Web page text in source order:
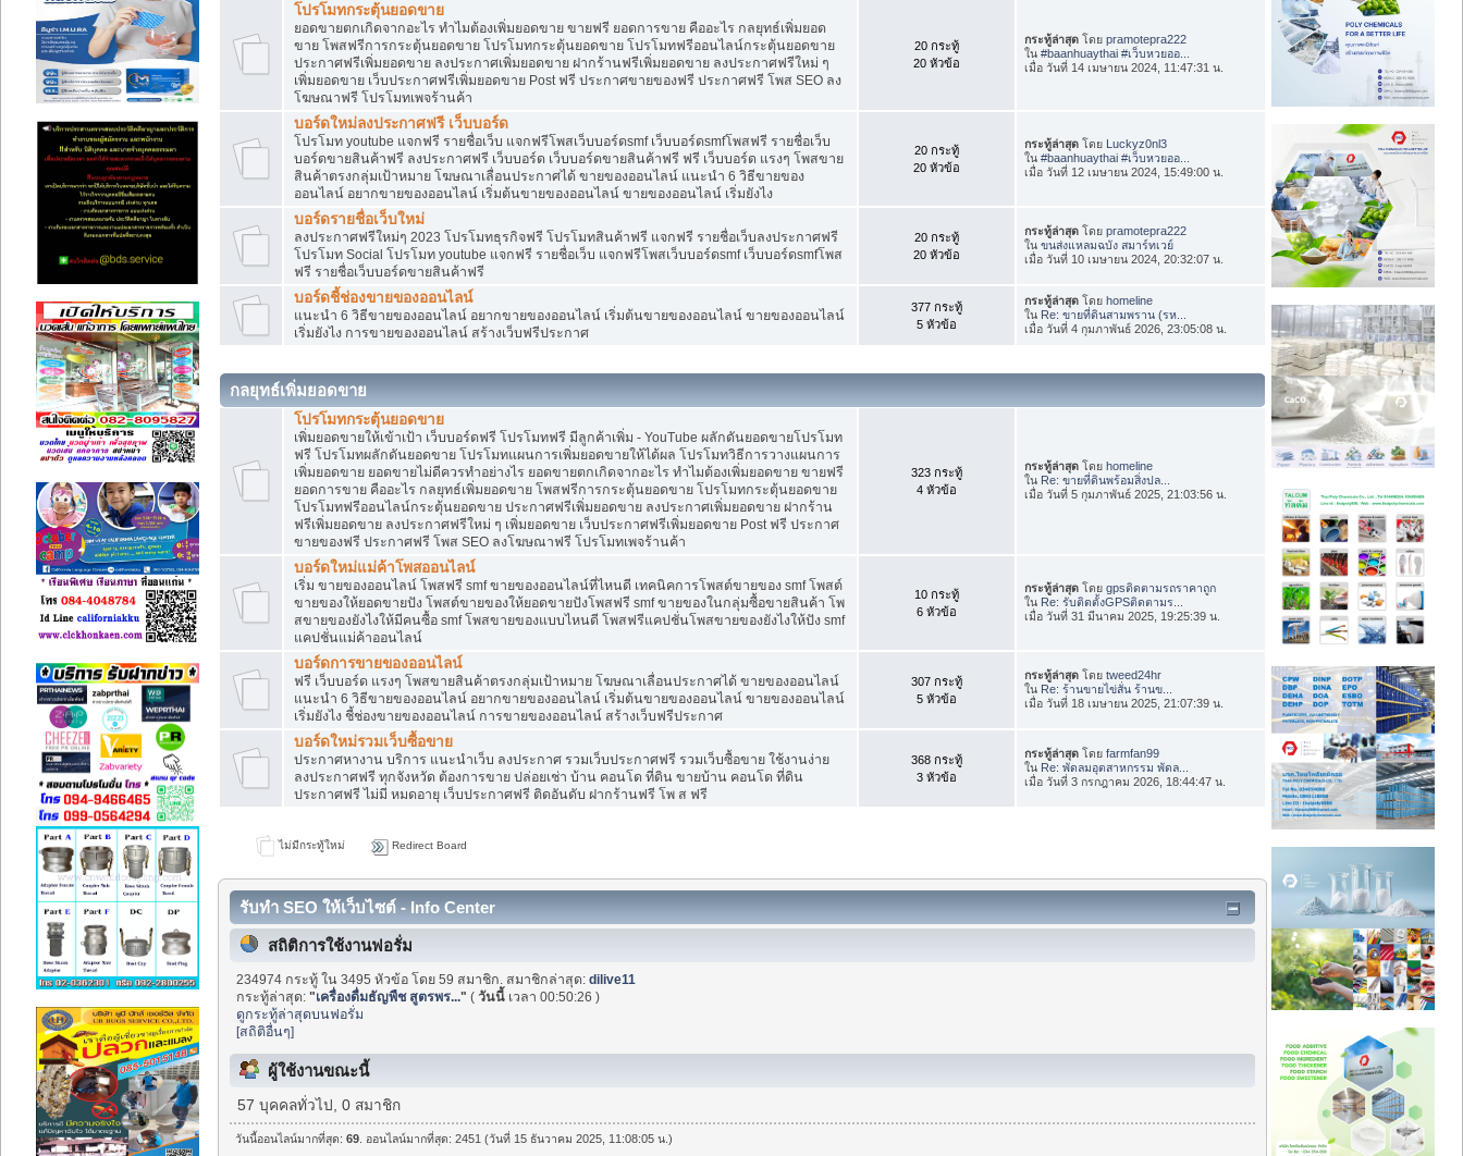
โปรโมทกระตุ้นยอดขาย
ยอดขายตกเกิดจากอะไร ทำไมต้องเพิ่มยอดขาย ขายฟรี ยอดการขาย คืออะไร กลยุทธ์เพิ่มยอด
ขาย โพสฟรีการกระตุ้นยอดขาย โปรโมทกระตุ้นยอดขาย โปรโมทฟรีออนไลน์กระตุ้นยอดขาย
ประกาศฟรีเพิ่มยอดขาย ลงประกาศเพิ่มยอดขาย ฝากร้านฟรีเพิ่มยอดขาย ลงประกาศฟรีใหม่ ๆ
เพิ่มยอดขาย เว็บประกาศฟรีเพิ่มยอดขาย Post ฟรี ประกาศขายของฟรี ประกาศฟรี โพส SEO ลง
โฆษณาฟรี โปรโมทเพจร้านค้า
20 กระทู้
20 หัวข้อ
กระทู้ล่าสุด โดยpramotepra222
ใน#baanhuaythai #เว็บหวยออ...
เมื่อ วันที่ 14 เมษายน 2024, 11:47:31 น.
บอร์ดใหม่ลงประกาศฟรี เว็บบอร์ด
โปรโมท youtube แจกฟรี รายชื่อเว็บ แจกฟรีโพสเว็บบอร์ดsmf เว็บบอร์ดsmfโพสฟรี รายชื่อเว็บ
บอร์ดขายสินค้าฟรี ลงประกาศฟรี เว็บบอร์ด เว็บบอร์ดขายสินค้าฟรี ฟรี เว็บบอร์ด แรงๆ โพสขาย
สินค้าตรงกลุ่มเป้าหมาย โฆษณาเลื่อนประกาศได้ ขายของออนไลน์ แนะนำ 6 วิธีขายของ
ออนไลน์ อยากขายของออนไลน์ เริ่มต้นขายของออนไลน์ ขายของออนไลน์ เริ่มยังไง
20 กระทู้
20 หัวข้อ
กระทู้ล่าสุด โดย Luckyz0nl3
ใน#baanhuaythai #เว็บหวยออ...
เมื่อ วันที่ 12 เมษายน 2024, 15:49:00 น.
บอร์ดรายชื่อเว็บใหม่
ลงประกาศฟรีใหม่ๆ 2023 โปรโมทธุรกิจฟรี โปรโมทสินค้าฟรี แจกฟรี รายชื่อเว็บลงประกาศฟรี
โปรโมท Social โปรโมท youtube แจกฟรี รายชื่อเว็บ แจกฟรีโพสเว็บบอร์ดsmf เว็บบอร์ดsmfโพส
ฟรี รายชื่อเว็บบอร์ดขายสินค้าฟรี
20 กระทู้
20 หัวข้อ
กระทู้ล่าสุด โดยpramotepra222
ในขนส่งแหลมฉบัง สมาร์ทเวย์
เมื่อ วันที่ 10 เมษายน 2024, 20:32:07 น.
บอร์ดชี้ช่องขายของออนไลน์
แนะนำ 6 วิธีขายของออนไลน์ อยากขายของออนไลน์ เริ่มต้นขายของออนไลน์ ขายของออนไลน์
เริ่มยังไง การขายของออนไลน์ สร้างเว็บฟรีประกาศ
377 กระทู้
5 หัวข้อ
กระทู้ล่าสุด โดยhomeline
ใน Re: ขายที่ดินสามพราน (รห...
เมื่อ วันที่ 4 กุมภาพันธ์ 2026, 23:05:08 น.
กลยุทธ์เพิ่มยอดขาย
โปรโมทกระตุ้นยอดขาย
เพิ่มยอดขายให้เข้าเป้า เว็บบอร์ดฟรี โปรโมทฟรี มีลูกค้าเพิ่ม - YouTube ผลักดันยอดขายโปรโมท
ฟรี โปรโมทผลักดันยอดขาย โปรโมทแผนการเพิ่มยอดขายให้ได้ผล โปรโมทวิธีการวางแผนการ
เพิ่มยอดขาย ยอดขายไม่ดีควรทำอย่างไร ยอดขายตกเกิดจากอะไร ทำไมต้องเพิ่มยอดขาย ขายฟรี
ยอดการขาย คืออะไร กลยุทธ์เพิ่มยอดขาย โพสฟรีการกระตุ้นยอดขาย โปรโมทกระตุ้นยอดขาย
โปรโมทฟรีออนไลน์กระตุ้นยอดขาย ประกาศฟรีเพิ่มยอดขาย ลงประกาศเพิ่มยอดขาย ฝากร้าน
ฟรีเพิ่มยอดขาย ลงประกาศฟรีใหม่ ๆ เพิ่มยอดขาย เว็บประกาศฟรีเพิ่มยอดขาย Post ฟรี ประกาศ
ขายของฟรี ประกาศฟรี โพส SEO ลงโฆษณาฟรี โปรโมทเพจร้านค้า
323 กระทู้
4 หัวข้อ
กระทู้ล่าสุด โดยhomeline
ใน Re: ขายที่ดินพร้อมสิ่งปล...
เมื่อ วันที่ 5 กุมภาพันธ์ 2025, 21:03:56 น.
บอร์ดใหม่แม่ค้าโพสออนไลน์
เริ่ม ขายของออนไลน์ โพสฟรี smf ขายของออนไลน์ที่ไหนดี เทคนิคการโพสต์ขายของ smf โพสต์
ขายของให้ยอดขายปัง โพสต์ขายของให้ยอดขายปังโพสฟรี smf ขายของในกลุ่มซื้อขายสินค้า โพ
สขายของยังไงให้มีคนซื้อ smf โพสขายของแบบไหนดี โพสฟรีแคปชั่นโพสขายของยังไงให้ปัง smf
แคปชั่นแม่ค้าออนไลน์
10 กระทู้
6 หัวข้อ
กระทู้ล่าสุด โดยgpsติดตามรถราคาถูก
ใน Re: รับติดตั้งGPSติดตามร...
เมื่อ วันที่ 31 มีนาคม 2025, 19:25:39 น.
บอร์ดการขายของออนไลน์
ฟรี เว็บบอร์ด แรงๆ โพสขายสินค้าตรงกลุ่มเป้าหมาย โฆษณาเลื่อนประกาศได้ ขายของออนไลน์
แนะนำ 6 วิธีขายของออนไลน์ อยากขายของออนไลน์ เริ่มต้นขายของออนไลน์ ขายของออนไลน์
เริ่มยังไง ชี้ช่องขายของออนไลน์ การขายของออนไลน์ สร้างเว็บฟรีประกาศ
307 กระทู้
5 หัวข้อ
กระทู้ล่าสุด โดยtweed24hr
ใน Re: ร้านขายไข่สั่น ร้านข...
เมื่อ วันที่ 18 เมษายน 2025, 21:07:39 น.
บอร์ดใหม่รวมเว็บซื้อขาย
ประกาศหางาน บริการ แนะนำเว็บ ลงประกาศ รวมเว็บประกาศฟรี รวมเว็บซื้อขาย ใช้งานง่าย
ลงประกาศฟรี ทุกจังหวัด ต้องการขาย ปล่อยเช่า บ้าน คอนโด ที่ดิน ขายบ้าน คอนโด ที่ดิน
ประกาศฟรี ไม่มี หมดอายุ เว็บประกาศฟรี ติดอันดับ ฝากร้านฟรี โพ ส ฟรี
368 กระทู้
3 หัวข้อ
กระทู้ล่าสุด โดยfarmfan99
ใน Re: พัดลมอุตสาหกรรม พัดล...
เมื่อ วันที่ 3 กรกฎาคม 2026, 18:44:47 น.
ไม่มีกระทู้ใหม่ Redirect Board
รับทำ SEO ให้เว็บไซต์ - Info Center
สถิติการใช้งานฟอรั่ม
234974 กระทู้ ใน 3495 หัวข้อ โดย 59 สมาชิก. สมาชิกล่าสุด:dilive11
กระทู้ล่าสุด:"เครื่องดื่มธัญพืช สูตรพร..." (วันนี้ เวลา 00:50:26 )
ดูกระทู้ล่าสุดบนฟอรั่ม
[สถิติอื่นๆ]
ผู้ใช้งานขณะนี้
57 บุคคลทั่วไป, 0 สมาชิก
วันนี้ออนไลน์มากที่สุด:69 . ออนไลน์มากที่สุด: 2451 (วันที่ 15 ธันวาคม 2025, 11:08:05 น.)